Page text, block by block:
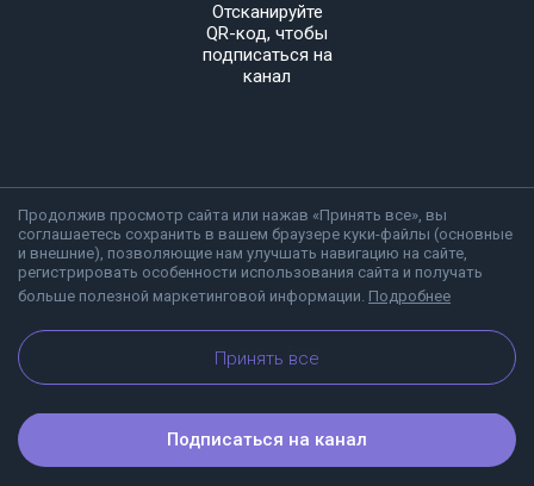
Продолжив просмотр сайта или нажав «Принять все», вы
соглашаетесь сохранить в вашем браузере куки-файлы (основные
и внешние), позволяющие нам улучшать навигацию на сайте,
регистрировать особенности использования сайта и получать
больше полезной маркетинговой информации. Подробнее
Принять все
Отсканируйте
QR-код, чтобы
подписаться на
канал
О Viber Блог
Подписаться на канал